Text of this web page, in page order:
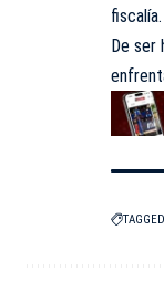
fiscalía.
De ser